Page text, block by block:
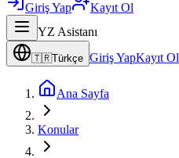
Giriş Yap
Kayıt Ol
YZ Asistanı
🇹🇷Türkçe Giriş YapKayıt Ol
Ana Sayfa
Konular